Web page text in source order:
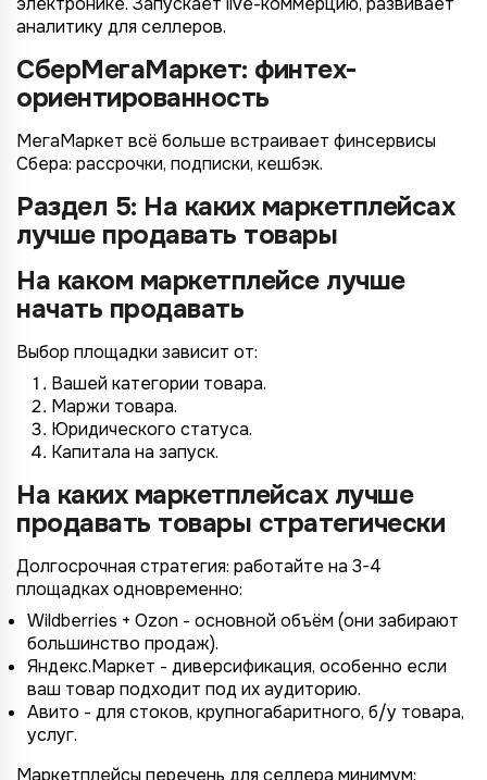
аналитику для селлеров.
СберМегаМаркет: финтех-
ориентированность
МегаМаркет всё больше встраивает финсервисы
Сбера: рассрочки, подписки, кешбэк.
Раздел 5: На каких маркетплейсах
лучше продавать товары
На каком маркетплейсе лучше
начать продавать
Выбор площадки зависит от:
Вашей категории товара.
Маржи товара.
Юридического статуса.
Капитала на запуск.
На каких маркетплейсах лучше
продавать товары стратегически
Долгосрочная стратегия: работайте на 3-4
площадках одновременно:
Wildberries + Ozon - основной объём (они забирают
большинство продаж).
Яндекс.Маркет - диверсификация, особенно если
ваш товар подходит под их аудиторию.
Авито - для стоков, крупногабаритного, б/у товара,
услуг.
Маркетплейсы перечень для селлера минимум: